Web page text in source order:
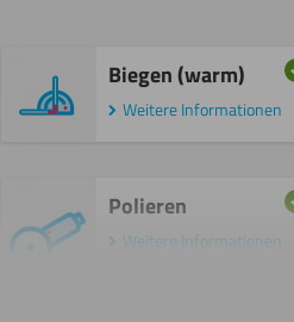
Biegen (warm)
Weitere Informationen
Polieren
Weitere Informationen